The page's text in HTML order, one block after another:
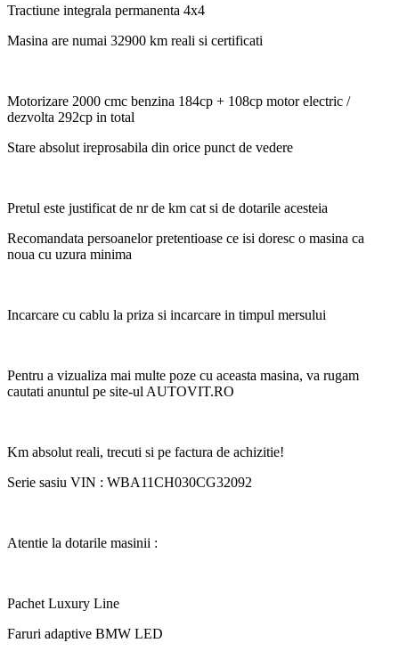
Tractiune integrala permanenta 4x4
Masina are numai 32900 km reali si certificati
Motorizare 2000 cmc benzina 184cp + 108cp motor electric /
dezvolta 292cp in total
Stare absolut ireprosabila din orice punct de vedere
Pretul este justificat de nr de km cat si de dotarile acesteia
Recomandata persoanelor pretentioase ce isi doresc o masina ca
noua cu uzura minima
Incarcare cu cablu la priza si incarcare in timpul mersului
Pentru a vizualiza mai multe poze cu aceasta masina, va rugam
cautati anuntul pe site-ul AUTOVIT.RO
Km absolut reali, trecuti si pe factura de achizitie!
Serie sasiu VIN : WBA11CH030CG32092
Atentie la dotarile masinii :
Pachet Luxury Line
Faruri adaptive BMW LED